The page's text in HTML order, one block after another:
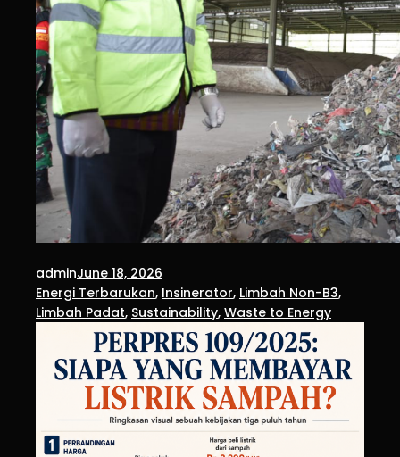
adminJune 18, 2026
Energi Terbarukan, Insinerator, Limbah Non-B3
Limbah Padat, Sustainability, Waste to Energy